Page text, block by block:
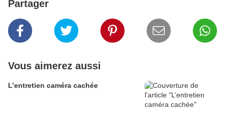
Partager
Vous aimerez aussi
L’entretien caméra cachée